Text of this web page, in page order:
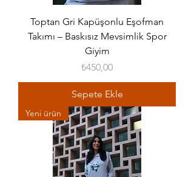
Toptan Gri Kapüşonlu Eşofman
Takımı – Baskısız Mevsimlik Spor
Giyim
Fiyat
₺450,00
Sepete Ekle
Yeni ürün